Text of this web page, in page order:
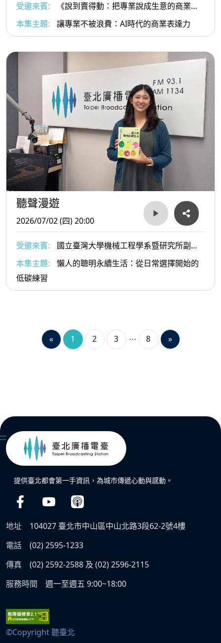
受邀來賓:
《說到賣得動：把專業說成生意的商業表
達力》作者、商業表達力教練 竺宥璋（小竺）
本集主題: 讓專業不被浪費：AI時代的商業表達力
聽聲漫遊
2026/07/02 (四) 20:00
受邀來賓:
國立臺灣大學機械工程學系暨研究所副教
授、《懶人的聰明永續生活》作者 林心恬
本集主題:
懶人的聰明永續生活：從日常選擇開始的
低碳練習
« 1 2 3 8 »
:::
提供臺北都會第一手資訊，為城市傳遞心動與感動。
地址
104027 臺北市中山區中山北路3段62-2號4樓
電話
(02) 2595-1233
傳真
(02) 2592-2588 及 (02) 2596-2115
服務時間
週一至週五 9:00~18:00
©Copyright 聽臺北